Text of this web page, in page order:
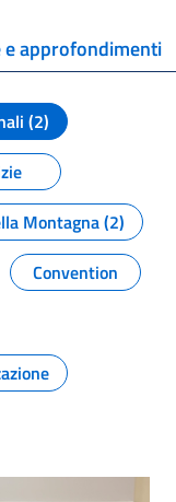
approfondimenti
(2)
Montagna (2)
Convention